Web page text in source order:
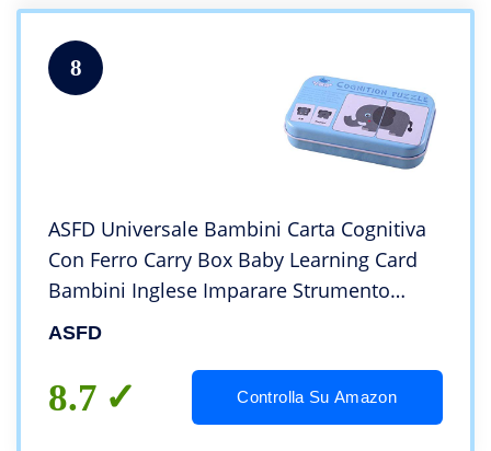
8
ASFD Universale Bambini Carta Cognitiva
Con Ferro Carry Box Baby Learning Card
Bambini Inglese Imparare Strumento
Educativos Tools, Multicolore
ASFD
8.7 Controlla Su Amazon